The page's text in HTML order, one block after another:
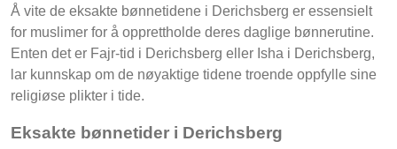
Å vite de eksakte bønnetidene i Derichsberg er essensielt
for muslimer for å opprettholde deres daglige bønnerutine.
Enten det er Fajr-tid i Derichsberg eller Isha i Derichsberg,
lar kunnskap om de nøyaktige tidene troende oppfylle sine
religiøse plikter i tide.
Eksakte bønnetider i Derichsberg